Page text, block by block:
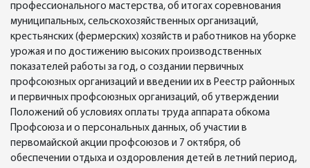
профессионального мастерства, об итогах соревнования
муниципальных, сельскохозяйственных организаций,
крестьянских (фермерских) хозяйств и работников на уборке
урожая и по достижению высоких производственных
показателей работы за год, о создании первичных
профсоюзных организаций и введении их в Реестр районных
и первичных профсоюзных организаций, об утверждении
Положений об условиях оплаты труда аппарата обкома
Профсоюза и о персональных данных, об участии в
первомайской акции профсоюзов и 7 октября, об
обеспечении отдыха и оздоровления детей в летний период,